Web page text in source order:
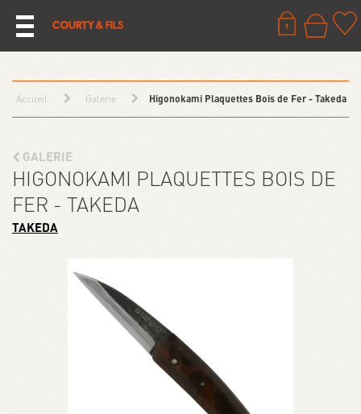
Accueil Galerie Higonokami Plaquettes Bois de Fer - Takeda
GALERIE
HIGONOKAMI PLAQUETTES BOIS DE
FER - TAKEDA
TAKEDA